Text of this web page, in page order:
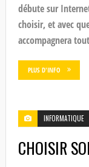
débute sur
choisir, et avec
accompagnera
PLUS D'INFO
INFORMATIQUE
CHOISIR